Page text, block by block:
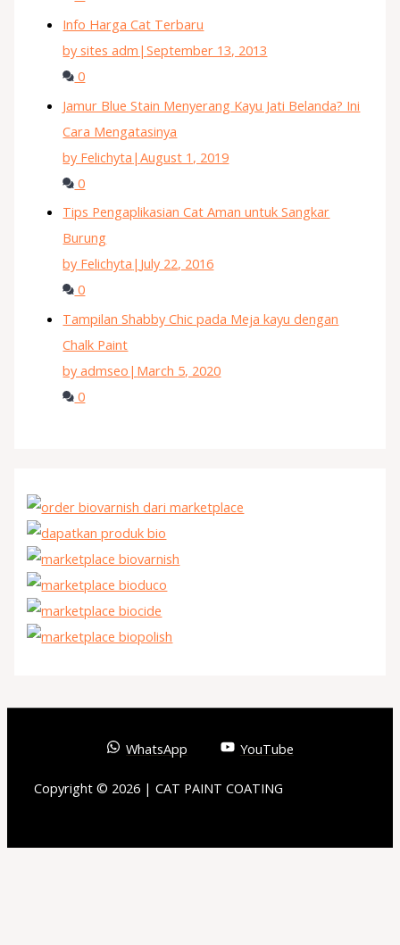
Info Harga Cat Terbaru
by sites adm |September 13, 2013
0
Jamur Blue Stain Menyerang Kayu Jati Belanda? Ini
Cara Mengatasinya
by Felichyta |August 1, 2019
0
Tips Pengaplikasian Cat Aman untuk Sangkar
Burung
by Felichyta | July 22, 2016
0
Tampilan Shabby Chic pada Meja kayu dengan
Chalk Paint
by admseo | March 5, 2020
0
WhatsApp YouTube
Copyright © 2026 | CAT PAINT COATING